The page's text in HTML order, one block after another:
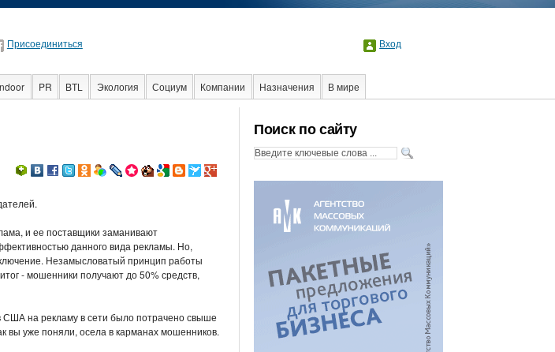
Присоединиться Вход
PR BTL Экология Социум Компании Назначения
В мире
Поиск по сайту
и ее поставщики заманивают
данного вида рекламы. Но,
Незамысловатый принцип работы
- мошенники получают до 50% средств,
США на рекламу в сети было потрачено свыше
вы уже поняли, осела в карманах мошенников.